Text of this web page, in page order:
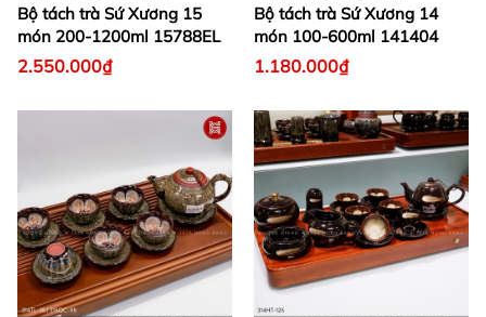
Bộ tách trà Sứ Xương 15
món 200-1200ml 15788EL
2.550.000₫
Bộ tách trà Sứ Xương 14
món 100-600ml 141404
1.180.000₫